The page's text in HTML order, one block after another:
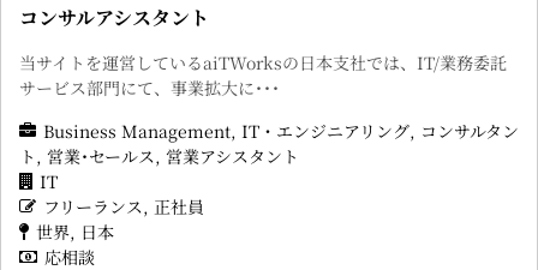
コンサルアシスタント
当サイトを運営しているaiTWorksの日本支社では、IT/業務委託
サービス部門にて、事業拡大に･･･
Business Management IT・エンジニアリング コンサルタン
ト 営業･セールス 営業アシスタント
IT
フリーランス 正社員
世界 日本
応相談